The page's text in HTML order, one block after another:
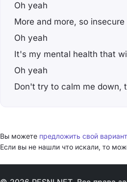
Oh yeah
More and more, so insecure
Oh yeah
It's my mental health that
Oh yeah
Don't try to calm me down,
Вы можете предложить свой вариант
Если вы не нашли что искали, то